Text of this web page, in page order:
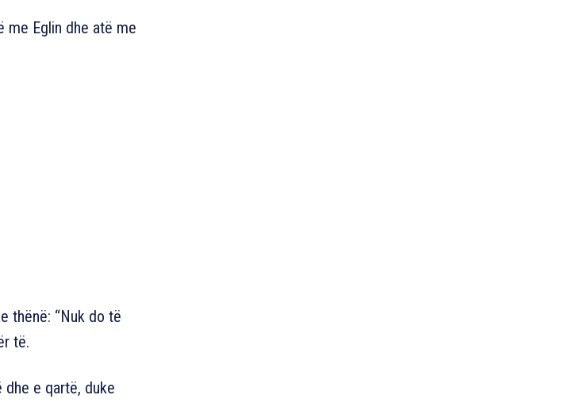
me Eglin dhe atë me
thënë: “Nuk do të
të.
e qartë, duke